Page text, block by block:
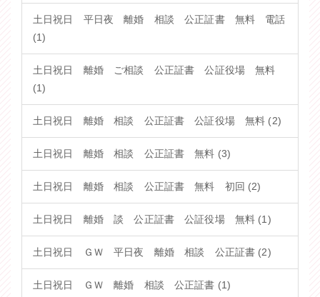
土日祝日 平日夜 離婚 相談 公正証書 無料 電話
(1)
土日祝日 離婚 ご相談 公正証書 公証役場 無料
(1)
土日祝日 離婚 相談 公正証書 公証役場 無料 (2)
土日祝日 離婚 相談 公正証書 無料 (3)
土日祝日 離婚 相談 公正証書 無料 初回 (2)
土日祝日 離婚 談 公正証書 公証役場 無料 (1)
土日祝日 ＧＷ 平日夜 離婚 相談 公正証書 (2)
土日祝日 ＧＷ 離婚 相談 公正証書 (1)